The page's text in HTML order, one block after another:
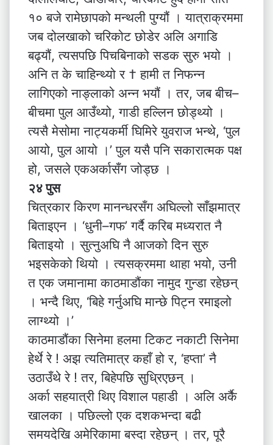
१० बजे रामेछापको मन्थली पुग्यौं । यात्राक्रममा
जब दोलखाको चरिकोट छोडेर अलि अगाडि
बढ्यौं, त्यसपछि पिचबिनाको सडक सुरु भयो ।
अनि त के चाहिन्थ्यो र † हामी त निफन्न
लागिएको नाङ्लाको अन्न भयौं । तर, जब बीच–
बीचमा पुल आउँथ्यो, गाडी हल्लिन छोड्थ्यो ।
त्यसै मेसोमा नाट्यकर्मी घिमिरे युवराज भन्थे, ‘पुल
आयो, पुल आयो ।’ पुल यसै पनि सकारात्मक पक्ष
हो, जसले एकअर्कासँग जोड्छ ।
२४ पुस
चित्रकार किरण मानन्धरसँग अघिल्लो साँझमात्र
बिताइएन । ‘धुनी–गफ’ गर्दै करिब मध्यरात नै
बिताइयो । सुत्नुअघि नै आजको दिन सुरु
भइसकेको थियो । त्यसक्रममा थाहा भयो, उनी
त एक जमानामा काठमाडौंका नामुद गुन्डा रहेछन्
। भन्दै थिए, ‘बिहे गर्नुअघि मान्छे पिट्न रमाइलो
लाग्थ्यो ।’
काठमाडौंका सिनेमा हलमा टिकट नकाटी सिनेमा
हेर्थे रे ! अझ त्यतिमात्र कहाँ हो र, ‘हप्ता’ नै
उठाउँथे रे ! तर, बिहेपछि सुध्रिएछन् ।
अर्का सहयात्री थिए विशाल पहाडी । अलि अर्कै
खालका । पछिल्लो एक दशकभन्दा बढी
समयदेखि अमेरिकामा बस्दा रहेछन् । तर, पूरै